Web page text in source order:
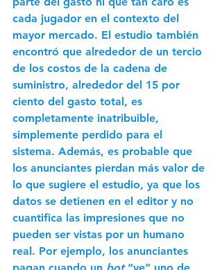
cada jugador en el contexto del
mayor mercado. El estudio también
encontró que alrededor de un tercio
de los costos de la cadena de
suministro, alrededor del 15 por
ciento del gasto total, es
completamente inatribuible,
simplemente perdido para el
sistema. Además, es probable que
los anunciantes pierdan más valor de
lo que sugiere el estudio, ya que los
datos se detienen en el editor y no
cuantifica las impresiones que no
pueden ser vistas por un humano
real. Por ejemplo, los anunciantes